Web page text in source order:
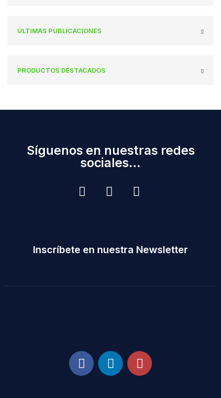
ÚLTIMAS PUBLICACIONES
PRODUCTOS DESTACADOS
Síguenos en nuestras redes
sociales...
Inscríbete en nuestra Newsletter